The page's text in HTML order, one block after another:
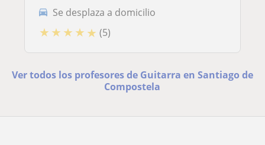
Se desplaza a domicilio
★ ★ ★ ★ ★ (5)
Ver todos los profesores de Guitarra en Santiago de
Compostela